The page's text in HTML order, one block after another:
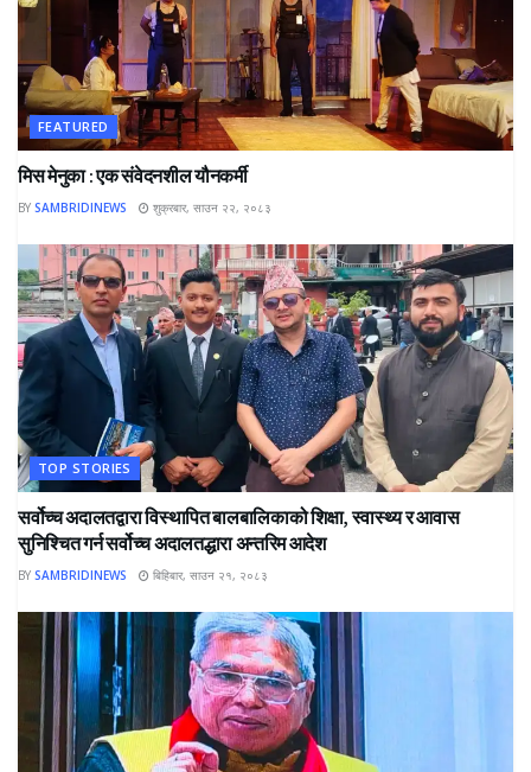
FEATURED
मिस मेनुका : एक संवेदनशील यौनकर्मी
BY SAMBRIDINEWS शुक्रबार, साउन २२, २०८३
TOP STORIES
सर्वोच्च अदालतद्वारा विस्थापित बालबालिकाको शिक्षा, स्वास्थ्य र आवास
सुनिश्चित गर्न सर्वोच्च अदालतद्धारा अन्तरिम आदेश
BY SAMBRIDINEWS बिहिबार, साउन २१, २०८३